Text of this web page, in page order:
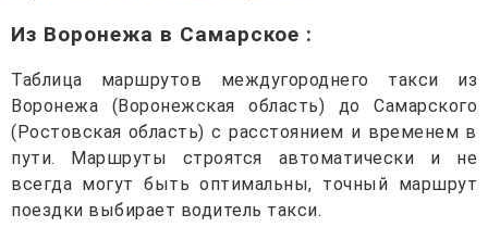
Из Воронежа в Самарское :
Таблица маршрутов междугороднего такси из
Воронежа (Воронежская область) до Самарского
(Ростовская область) с расстоянием и временем в
пути. Маршруты строятся автоматически и не
всегда могут быть оптимальны, точный маршрут
поездки выбирает водитель такси.